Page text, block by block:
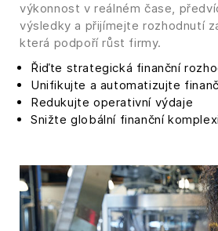
výkonnost v reálném čase,
výsledky a přijímejte rozhodnutí
která podpoří růst firmy.
Řiďte strategická finanční
Unifikujte a automatizujte
Redukujte operativní výdaje
Snižte globální finanční